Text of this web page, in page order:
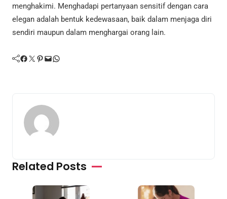
menghakimi. Menghadapi pertanyaan sensitif dengan cara
elegan adalah bentuk kedewasaan, baik dalam menjaga diri
sendiri maupun dalam menghargai orang lain.
Facebook Twitter Pinterest Mail WhatsApp
Related Posts